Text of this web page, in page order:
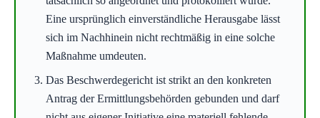
Eine ursprünglich einverständliche Herausgabe lässt
sich im Nachhinein nicht rechtmäßig in eine solche
Maßnahme umdeuten.
Das Beschwerdegericht ist strikt an den konkreten
Antrag der Ermittlungsbehörden gebunden und darf